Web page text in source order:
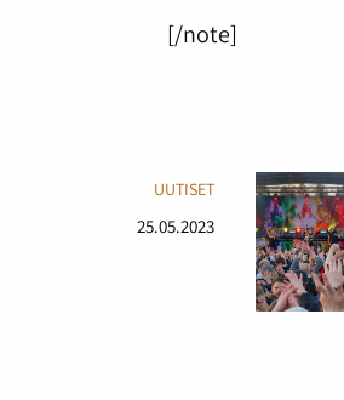
[/note]
UUTISET
25.05.2023